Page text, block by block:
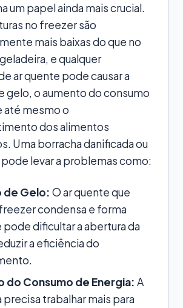
um papel ainda mais crucial.
no freezer são
mais baixas do que no
e qualquer
ar quente pode causar a
gelo, o aumento do consumo
até mesmo o
dos alimentos
Uma borracha danificada ou
levar a problemas como:
de Gelo: O ar quente que
condensa e forma
pode dificultar a abertura da
a eficiência do
do Consumo de Energia: A
precisa trabalhar mais para